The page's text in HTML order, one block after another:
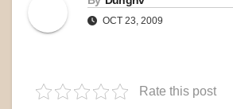
OCT 23, 2009
Rate this post